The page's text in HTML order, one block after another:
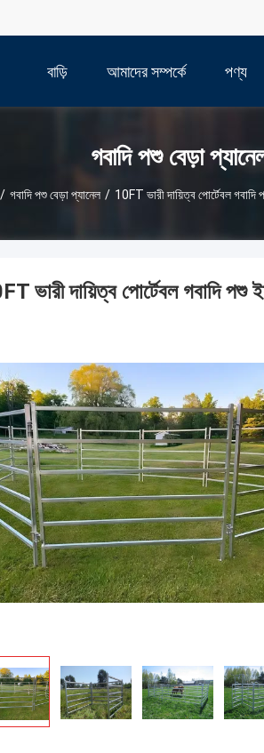
বাড়ি আমাদের সম্পর্কে পণ্য
গবাদি পশু বেড়া
/ গবাদি পশু বেড়া প্যানেল / 10FT ভারী দায়িত্ব পোর্টেবল গবাদি
ভারী দায়িত্ব পোর্টেবল গবাদি পশু